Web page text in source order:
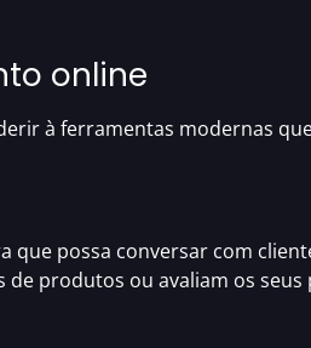
online
à ferramentas modernas
que possa conversar com
de produtos ou avaliam os